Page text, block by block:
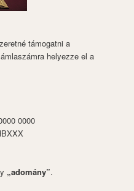
támogatni a
helyezze el a
0000
„adomány”.